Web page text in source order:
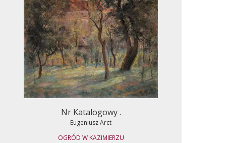
Nr Katalogowy .
Eugeniusz Arct
OGRÓD W KAZIMIERZU